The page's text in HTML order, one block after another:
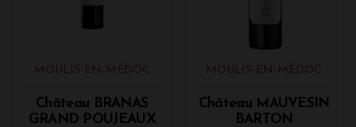
MOULIS-EN-MÉDOC
Château BRANAS
GRAND POUJEAUX
MOULIS-EN-MÉDOC
Château MAUVESIN
BARTON